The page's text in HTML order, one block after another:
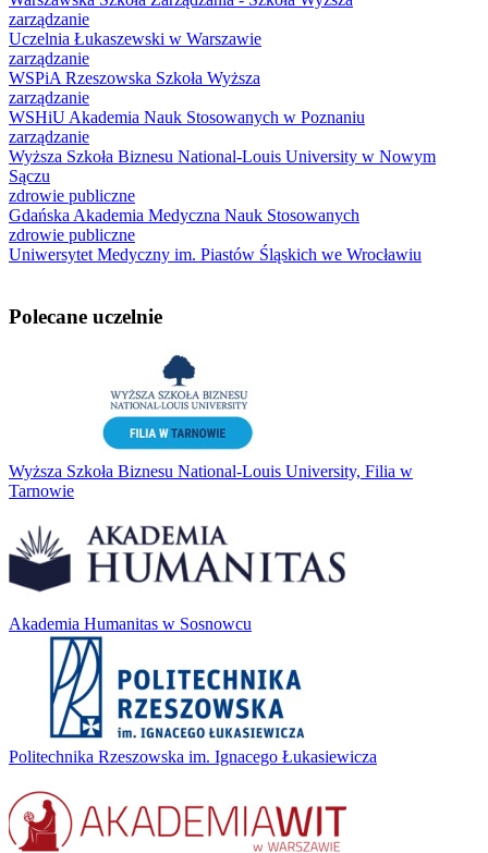
zarządzanie
Uczelnia Łukaszewski w Warszawie
zarządzanie
WSPiA Rzeszowska Szkoła Wyższa
zarządzanie
WSHiU Akademia Nauk Stosowanych w Poznaniu
zarządzanie
Wyższa Szkoła Biznesu National-Louis University w Nowym
Sączu
zdrowie publiczne
Gdańska Akademia Medyczna Nauk Stosowanych
zdrowie publiczne
Uniwersytet Medyczny im. Piastów Śląskich we Wrocławiu
Polecane uczelnie
Wyższa Szkoła Biznesu National-Louis University, Filia w
Tarnowie
Akademia Humanitas w Sosnowcu
Politechnika Rzeszowska im. Ignacego Łukasiewicza